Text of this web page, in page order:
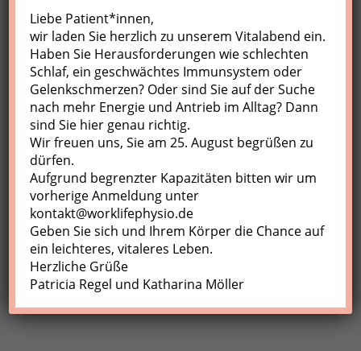
Nächste Kurse
Keine Veranstaltungen
Profil
Meine Buchungen
Abmelden
Liebe Patient*innen,
wir laden Sie herzlich zu unserem Vitalabend ein.
Haben Sie Herausforderungen wie schlechten
Schlaf, ein geschwächtes Immunsystem oder
Gelenkschmerzen? Oder sind Sie auf der Suche
nach mehr Energie und Antrieb im Alltag? Dann
sind Sie hier genau richtig.
Wir freuen uns, Sie am 25. August begrüßen zu
dürfen.
Aufgrund begrenzter Kapazitäten bitten wir um
vorherige Anmeldung unter
kontakt@worklifephysio.de
Geben Sie sich und Ihrem Körper die Chance auf
ein leichteres, vitaleres Leben.
Herzliche Grüße
Patricia Regel und Katharina Möller